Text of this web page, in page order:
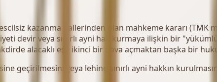
kazanma hallerinden olan mahkeme kararı (TMK
devir veya sınırlı ayni hak kurmaya ilişkin bir
alacaklı eşe ikinci bir dava açmaktan başka bir
geçirilmesini veya lehine sınırlı ayni hakkın